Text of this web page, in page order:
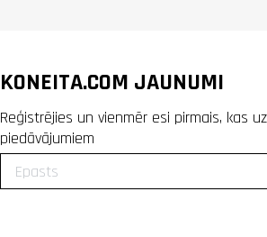
KONEITA.COM JAUNUMI
Reģistrējies un vienmēr esi pirmais, kas
piedāvājumiem